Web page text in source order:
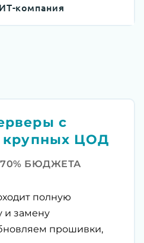
компания
с
крупных ЦОД
БЮДЖЕТА
полную
и замену
прошивки,